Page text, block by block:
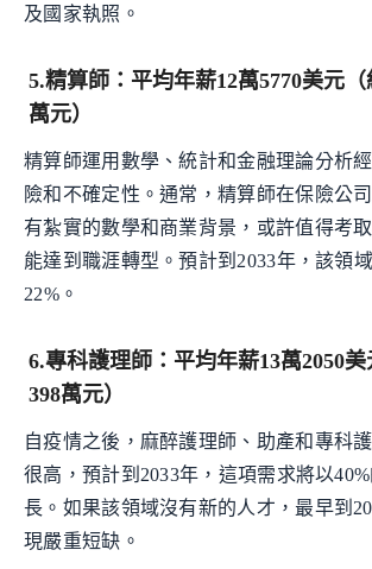
及國家執照。
5.精算師：平均年薪12萬5770美元
萬元）
精算師運用數學、統計和金融理論分析
險和不確定性。通常，精算師在保險公
有紮實的數學和商業背景，或許值得考
能達到職涯轉型。預計到2033年，該領
22%。
6.專科護理師：平均年薪13萬2050
398萬元）
自疫情之後，麻醉護理師、助產和專科
很高，預計到2033年，這項需求將以
長。如果該領域沒有新的人才，最早到
現嚴重短缺。